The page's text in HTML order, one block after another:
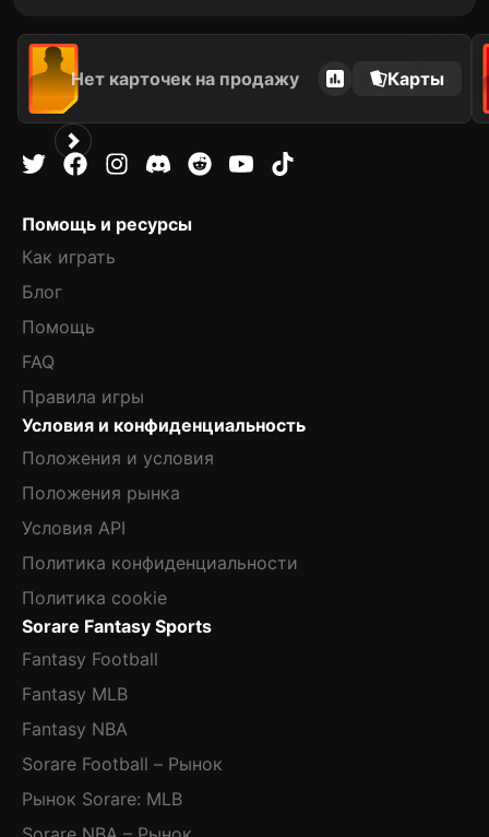
Нет карточек на продажу Карты
Помощь и ресурсы
Как играть
Блог
Помощь
FAQ
Правила игры
Условия и конфиденциальность
Положения и условия
Положения рынка
Условия API
Политика конфиденциальности
Политика cookie
Sorare Fantasy Sports
Fantasy Football
Fantasy MLB
Fantasy NBA
Sorare Football – Рынок
Рынок Sorare: MLB